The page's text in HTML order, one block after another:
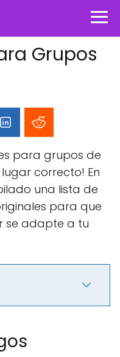
Grupos
para grupos de
correcto! En
una lista de
para que
se adapte a tu